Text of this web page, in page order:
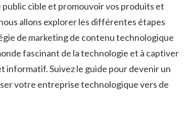
cible et promouvoir vos produits et
allons explorer les différentes étapes
de marketing de contenu technologique
fascinant de la technologie et à captiver
Suivez le guide pour devenir un
votre entreprise technologique vers ‍de